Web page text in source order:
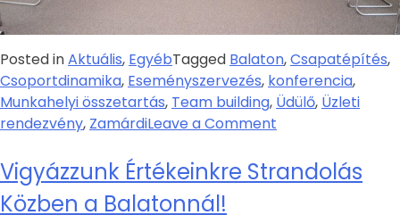
Posted inAktuális, EgyébTagged Balaton,Csapatépítés,
Csoportdinamika, Eseményszervezés, konferencia,
Munkahelyi összetartás, Team building, Üdülő, Üzleti
rendezvény, ZamárdiLeave a Comment
Vigyázzunk Értékeinkre Strandolás
Közben a Balatonnál!